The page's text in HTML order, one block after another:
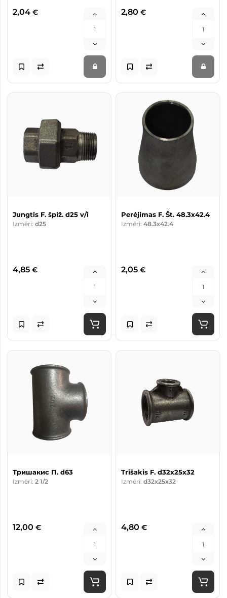
2,04 € 2,80 €
Jungtis F. špiž. d25 v/i
Izmēri: d25
4,85 €
Perėjimas F. Št. 48.3x42.4
Izmēri: 48.3x42.4
2,05 €
Тришакис П. d63
Izmēri: 2 1/2
12,00 €
Trišakis F. d32x25x32
Izmēri: d32x25x32
4,80 €